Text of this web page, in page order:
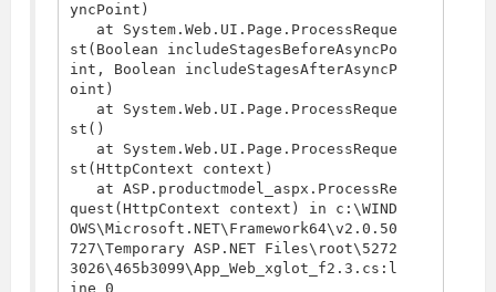
yncPoint)
st(Boolean includeStagesBeforeAsyncPo
int, Boolean includeStagesAfterAsyncP
oint)
st()
st(HttpContext context)
quest(HttpContext context) in c:\WIND
OWS\Microsoft.NET\Framework64\v2.0.50
727\Temporary ASP.NET Files\root\5272
3026\465b3099\App_Web_xglot_f2.3.cs:l
ine 0